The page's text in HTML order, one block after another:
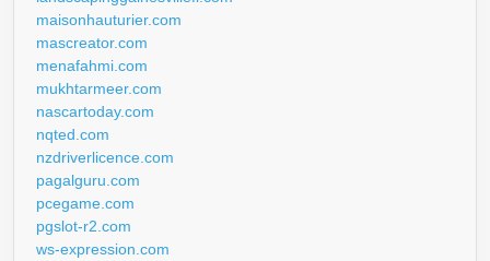
maisonhauturier.com
mascreator.com
menafahmi.com
mukhtarmeer.com
nascartoday.com
nqted.com
nzdriverlicence.com
pagalguru.com
pcegame.com
pgslot-r2.com
ws-expression.com